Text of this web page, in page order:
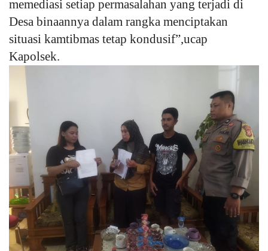
memediasi setiap permasalahan yang terjadi di
Desa binaannya dalam rangka menciptakan
situasi kamtibmas tetap kondusif”,ucap
Kapolsek.